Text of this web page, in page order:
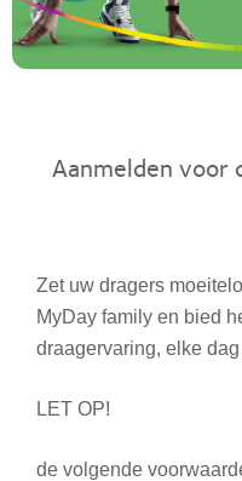
Aanmelden
Zet uw dragers
MyDay family en bied
draagervaring, elke
LET OP!
de volgende